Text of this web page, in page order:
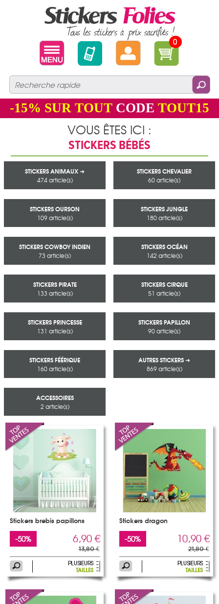
0
-15% SUR TOUT CODE TOUT15
VOUS ÊTES ICI :
STICKERS BÉBÉS
STICKERS ANIMAUX ➜
474 article(s)
STICKERS CHEVALIER
60 article(s)
STICKERS OURSON
109 article(s)
STICKERS JUNGLE
180 article(s)
STICKERS COWBOY INDIEN
73 article(s)
STICKERS OCÉAN
142 article(s)
STICKERS PIRATE
133 article(s)
STICKERS CIRQUE
51 article(s)
STICKERS PRINCESSE
131 article(s)
STICKERS PAPILLON
90 article(s)
STICKERS FÉÉRIQUE
160 article(s)
AUTRES STICKERS ➜
869 article(s)
ACCESSOIRES
2 article(s)
Stickers brebis papillons
-50% 6,90 €
13,80 €
Stickers dragon
-50% 10,90 €
21,80 €